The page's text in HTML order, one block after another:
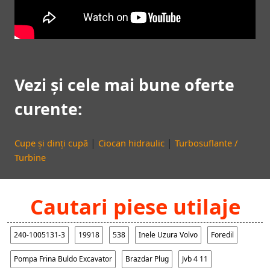
Vezi și cele mai bune oferte
curente:
Cupe și dinți cupă | Ciocan hidraulic | Turbosuflante /
Turbine
Cautari piese utilaje
240-1005131-3 19918 538 Inele Uzura Volvo Foredil
Pompa Frina Buldo Excavator Brazdar Plug Jvb 4 11